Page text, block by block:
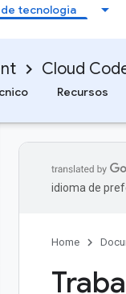
tecnologia
Cloud
Recursos
idioma de
Home